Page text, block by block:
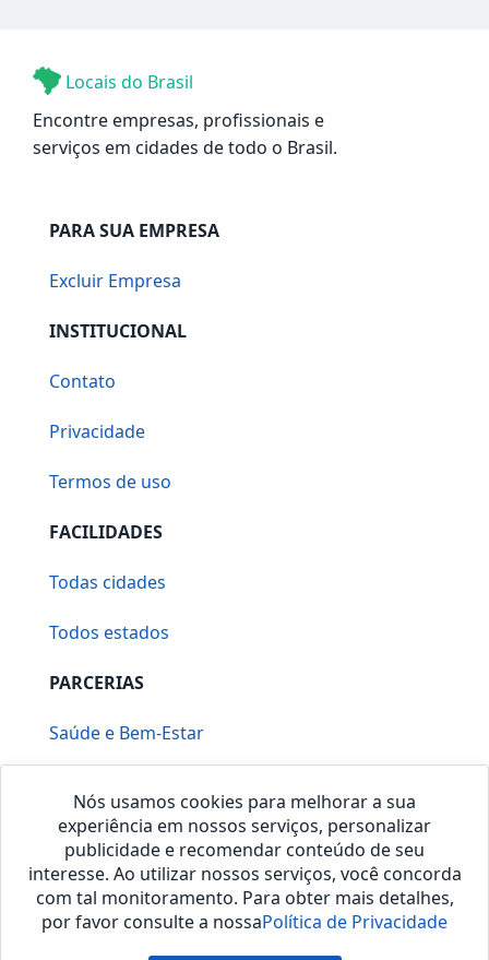
Locais do Brasil
Encontre empresas, profissionais e
serviços em cidades de todo o Brasil.
PARA SUA EMPRESA
Excluir Empresa
INSTITUCIONAL
Contato
Privacidade
Termos de uso
FACILIDADES
Todas cidades
Todos estados
PARCERIAS
Saúde e Bem-Estar
Nós usamos cookies para melhorar a sua
experiência em nossos serviços, personalizar
publicidade e recomendar conteúdo de seu
interesse. Ao utilizar nossos serviços, você concorda
com tal monitoramento. Para obter mais detalhes,
por favor consulte a nossaPolítica de Privacidade